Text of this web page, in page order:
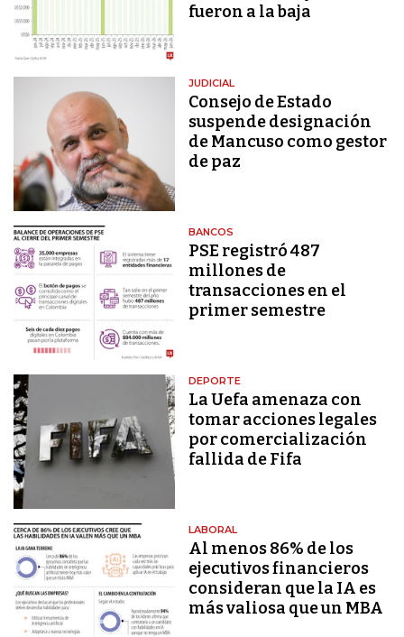
fueron a la baja
JUDICIAL
Consejo de Estado
suspende designación
de Mancuso como gestor
de paz
BANCOS
PSE registró 487
millones de
transacciones en el
primer semestre
DEPORTE
La Uefa amenaza con
tomar acciones legales
por comercialización
fallida de Fifa
LABORAL
Al menos 86% de los
ejecutivos financieros
consideran que la IA es
más valiosa que un MBA